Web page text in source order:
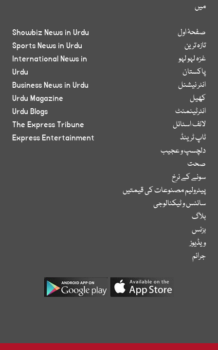
میں
صفحۂ اول
تازہ ترین
غزہ لہو لہو
پاکستان
انٹر نیشنل
کھیل
انٹرٹینمنٹ
لائف اسٹائل
ٹاپ ٹرینڈ
دلچسپ و عجیب
صحت
سونے کے نرخ
پیٹرولیم مصنوعات کی قیمتیں
سائنس و ٹیکنالوجی
بلاگ
بزنس
ویڈیوز
جرائم
Showbiz News in Urdu
Sports News in Urdu
International News in
Urdu
Business News in Urdu
Urdu Magazine
Urdu Blogs
The Express Tribune
Express Entertainment